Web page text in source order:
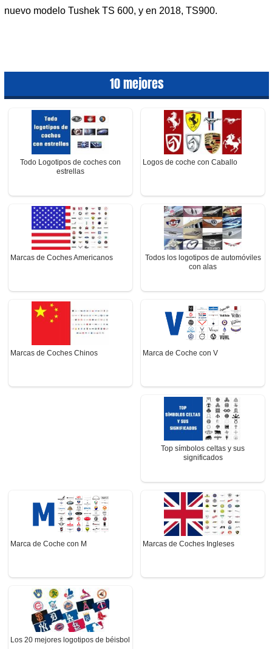
nuevo modelo Tushek TS 600, y en 2018, TS900.
10 mejores
Todo Logotipos de coches con
estrellas
Logos de coche con Caballo
Marcas de Coches Americanos
Todos los logotipos de automóviles
con alas
Marcas de Coches Chinos Marca de Coche con V
Top símbolos celtas y sus
significados
Marca de Coche con M Marcas de Coches Ingleses
Los 20 mejores logotipos de béisbol